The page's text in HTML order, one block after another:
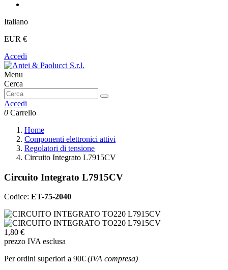
Italiano
EUR €
Accedi
Menu
Cerca
Accedi
0 Carrello
Home
Componenti elettronici attivi
Regolatori di tensione
Circuito Integrato L7915CV
Circuito Integrato L7915CV
Codice: ET-75-2040
1,80 €
prezzo IVA esclusa
Per ordini superiori a 90€ (IVA compresa)